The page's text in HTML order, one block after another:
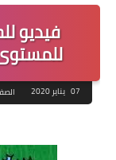
فيديو
07 يناير 2020